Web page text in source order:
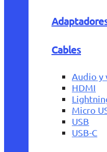
Cables
Audio y
HDMI
Micro
USB
USB-C